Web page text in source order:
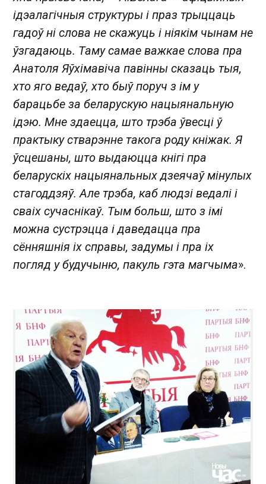
ідэалагічныя структуры і праз трыццаць
гадоў ні слова не скажуць і ніякім чынам не
ўзгадаюць. Таму самае важкае слова пра
Анатоля Яўхімавіча павінны сказаць тыя,
хто яго ведаў, хто быў поруч з ім у
барацьбе за беларускую нацыянальную
ідэю. Мне здаецца, што трэба ўвесці ў
практыку стварэнне такога роду кніжак. Я
ўсцешаны, што выдаюцца кнігі пра
беларускіх нацыянальных дзеячаў мінулых
стагоддзяў. Але трэба, каб людзі ведалі і
сваіх сучаснікаў. Тым больш, што з імі
можна сустрэцца і даведацца пра
сённяшнія іх справы, задумы і пра іх
погляд у будучыню, пакуль гэта магчыма».